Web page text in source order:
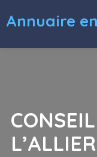
Annuaire
L’ALLIER